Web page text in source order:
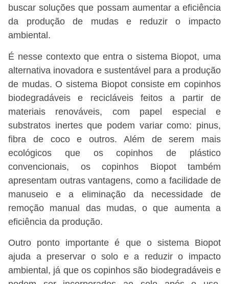
buscar soluções que possam aumentar a eficiência
da produção de mudas e reduzir o impacto
ambiental.
É nesse contexto que entra o sistema Biopot, uma
alternativa inovadora e sustentável para a produção
de mudas. O sistema Biopot consiste em copinhos
biodegradáveis e recicláveis feitos a partir de
materiais renováveis, com papel especial e
substratos inertes que podem variar como: pinus,
fibra de coco e outros. Além de serem mais
ecológicos que os copinhos de plástico
convencionais, os copinhos Biopot também
apresentam outras vantagens, como a facilidade de
manuseio e a eliminação da necessidade de
remoção manual das mudas, o que aumenta a
eficiência da produção.
Outro ponto importante é que o sistema Biopot
ajuda a preservar o solo e a reduzir o impacto
ambiental, já que os copinhos são biodegradáveis e